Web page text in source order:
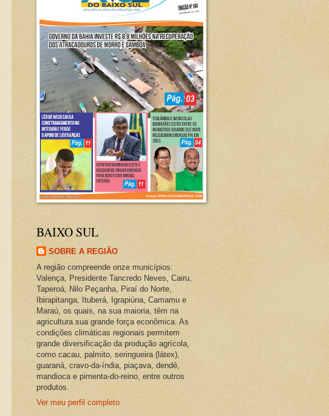
BAIXO SUL
SOBRE A REGIÃO
A região compreende onze municípios:
Valença, Presidente Tancredo Neves, Cairu,
Taperoá, Nilo Peçanha, Piraí do Norte,
Ibirapitanga, Ituberá, Igrapiúna, Camamu e
Maraú, os quais, na sua maioria, têm na
agricultura sua grande força econômica. As
condições climáticas regionais permitem
grande diversificação da produção agrícola,
como cacau, palmito, seringueira (látex),
guaraná, cravo-da-índia, piaçava, dendê,
mandioca e pimenta-do-reino, entre outros
produtos.
Ver meu perfil completo